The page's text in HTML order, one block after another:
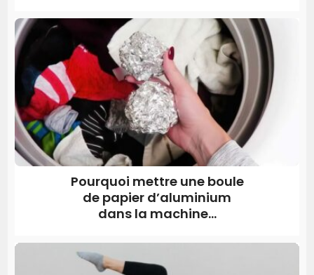
Pourquoi mettre une boule
de papier d’aluminium
dans la machine...